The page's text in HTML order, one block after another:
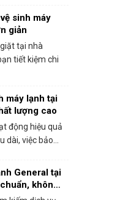
sinh máy
giản
tại nhà
tiết kiệm chi
máy lạnh tại
lượng cao
động hiệu quả
việc bảo...
General tại
không